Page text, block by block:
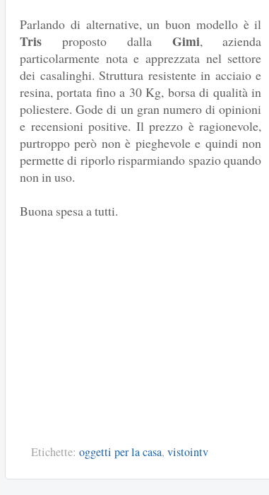
Parlando di alternative, un buon modello è il
Tris proposto dalla Gimi, azienda
particolarmente nota e apprezzata nel settore
dei casalinghi. Struttura resistente in acciaio e
resina, portata fino a 30 Kg, borsa di qualità in
poliestere. Gode di un gran numero di opinioni
e recensioni positive. Il prezzo è ragionevole,
purtroppo però non è pieghevole e quindi non
permette di riporlo risparmiando spazio quando
non in uso.
Buona spesa a tutti.
Etichette:oggetti per la casa,vistointv